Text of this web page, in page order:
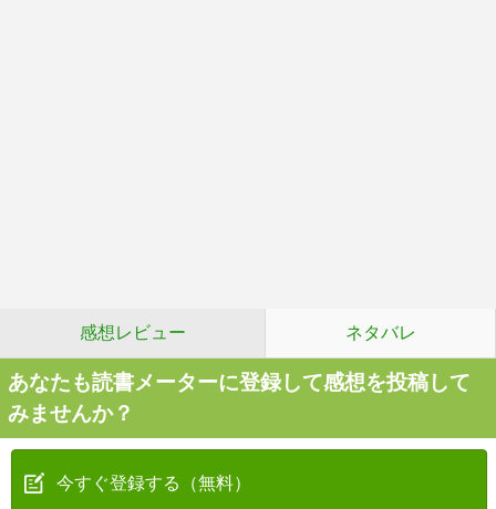
感想レビュー ネタバレ
あなたも読書メーターに登録して感想を投稿して
みませんか？
今すぐ登録する（無料）